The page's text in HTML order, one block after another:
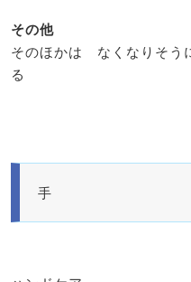
その他
そのほかは なくなりそう
る
手